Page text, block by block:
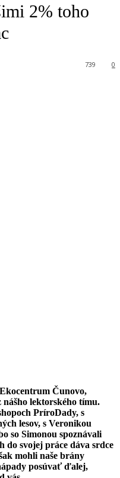
2% toho
0
739
Čunovo,
nášho lektorského tímu.
PríroDady, s
lesov, s Veronikou
so Simonou spoznávali
do svojej práce dáva srdce
mohli naše brány
posúvať ďalej,